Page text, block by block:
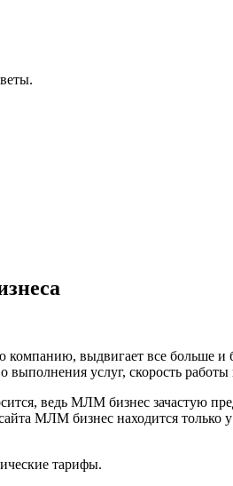
выдвигает все больше
выполнения услуг, скорость работы
ведь МЛМ бизнес зачастую
МЛМ бизнес находится только
тарифы.